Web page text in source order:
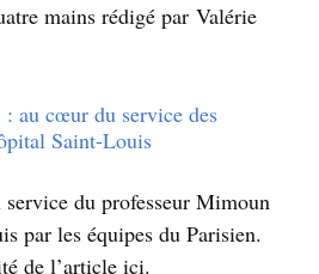
mains rédigé par Valérie
au cœur du service des
Saint-Louis
service du professeur Mimoun
par les équipes du Parisien.
de l’article ici.